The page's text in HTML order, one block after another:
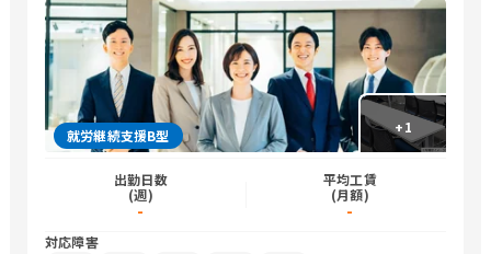
+1
就労継続支援B型
出勤日数
(週)
-
平均工賃
(月額)
-
対応障害